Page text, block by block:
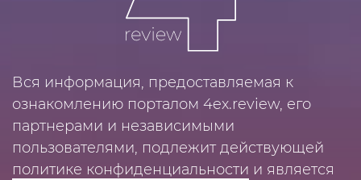
Вся информация, предоставляемая к
ознакомлению порталом 4ex.review, его
партнерами и независимыми
пользователями, подлежит действующей
политике конфиденциальности и является